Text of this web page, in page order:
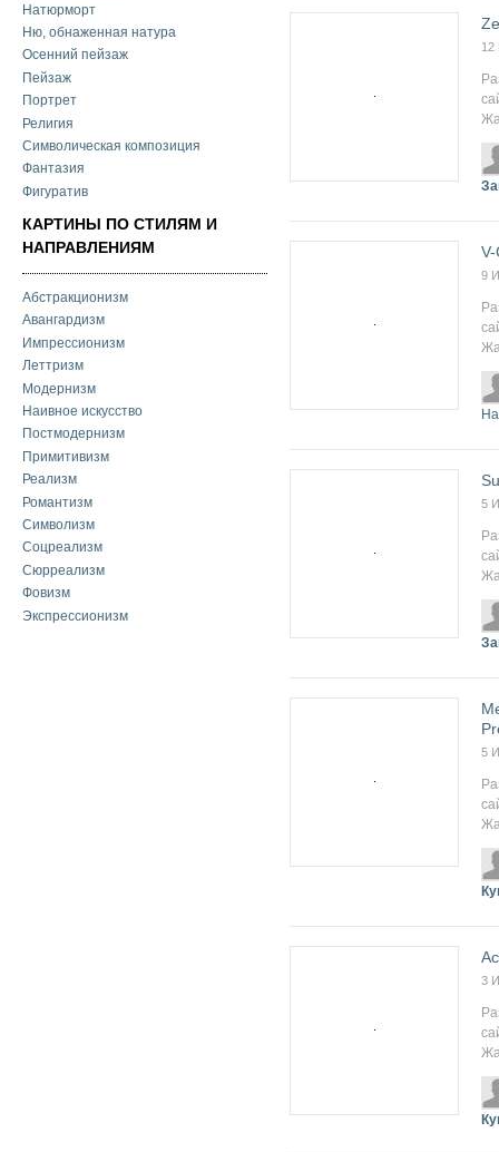
Натюрморт
Ню, обнаженная натура
Осенний пейзаж
Пейзаж
Портрет
Религия
Символическая композиция
Фантазия
Фигуратив
КАРТИНЫ ПО СТИЛЯМ И
НАПРАВЛЕНИЯМ
Абстракционизм
Авангардизм
Импрессионизм
Леттризм
Модернизм
Наивное искусство
Постмодернизм
Примитивизм
Реализм
Романтизм
Символизм
Соцреализм
Сюрреализм
Фовизм
Экспрессионизм
9
5
5
3